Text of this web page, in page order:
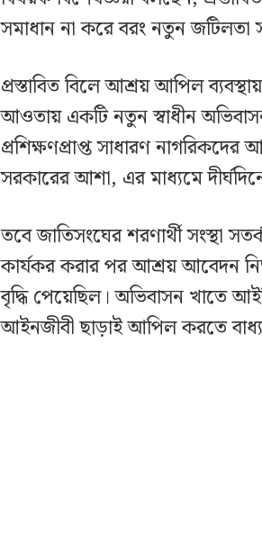
সমাধান না করে বরং নতুন জটিলতা
প্রস্তাবিত বিলে আশ্রয় আপিল
আওতায় একটি নতুন স্বাধীন
প্রশিক্ষণপ্রাপ্ত সাধারণ
সরকারের আশা, এর মাধ্যমে
তবে জাতিসংঘের শরণার্থী সংস্থা
কার্যকর করার পর আশ্রয় আবেদন
বৃদ্ধি পেয়েছিল। অভিবাসন খাতে
আইনজীবী ছাড়াই আপিল করতে